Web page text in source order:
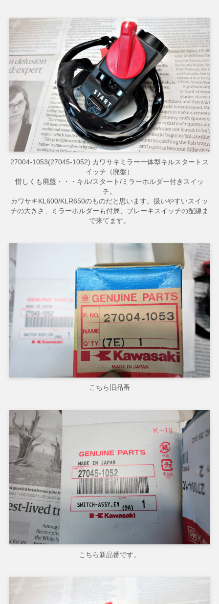
27004-1053(27045-1052) カワサキミラー一体型キルスタートス
イッチ（廃盤）
惜しくも廃盤・・・キル/スタート/ミラーホルダー付きスイッ
チ。
カワサキKL600/KLR650のものだと思います。扱いやすいスイッ
チの大きさ、ミラーホルダーも付属、ブレーキスイッチの配線ま
で来てます。
こちら旧品番
こちら新品番です。